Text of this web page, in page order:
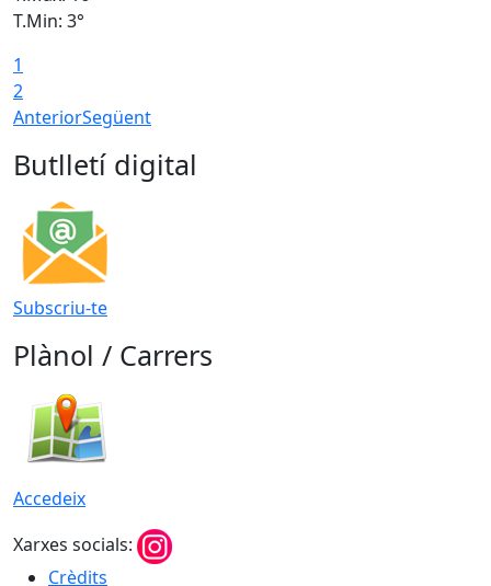
T.Min: 3°
1
2
AnteriorSegüent
Butlletí digital
Subscriu-te
Plànol / Carrers
Accedeix
Xarxes socials:
Crèdits